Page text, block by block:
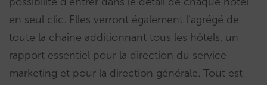
en seul clic. Elles verront également l’agrégé de
toute la chaîne additionnant tous les hôtels, un
rapport essentiel pour la direction du service
marketing et pour la direction générale. Tout est